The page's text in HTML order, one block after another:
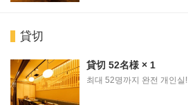
貸切
貸切 52名様 × 1
최대 52명까지 완전 개인실!